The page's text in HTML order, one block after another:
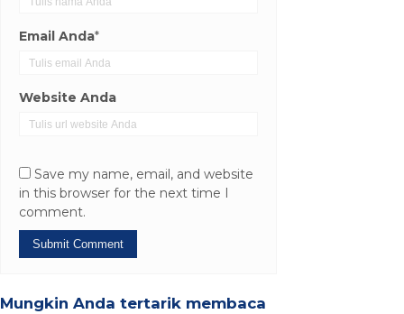
Email Anda*
Website Anda
Save my name, email, and website
in this browser for the next time I
comment.
Mungkin Anda tertarik membaca